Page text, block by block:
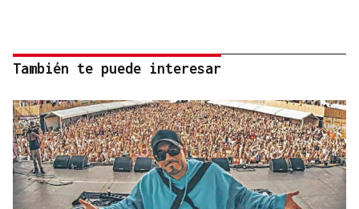
También te puede interesar